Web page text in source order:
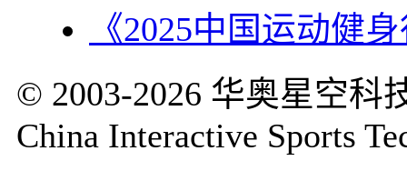
《2025中国运动健
© 2003-2026 华奥星空科
China Interactive Sports